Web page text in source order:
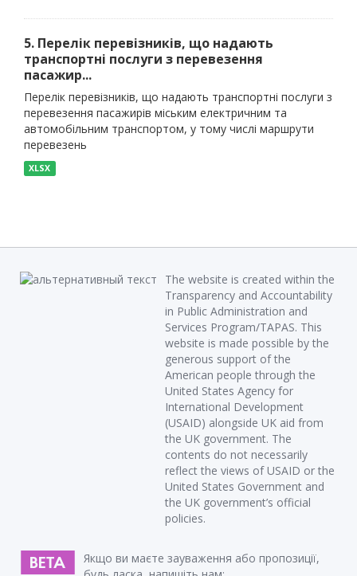
5. Перелік перевізників, що надають
транспортні послуги з перевезення
пасажир...
Перелік перевізників, що надають транспортні послуги з
перевезення пасажирів міським електричним та
автомобільним транспортом, у тому числі маршрути
перевезень
XLSX
The website is created within the
Transparency and Accountability
in Public Administration and
Services Program/TAPAS. This
website is made possible by the
generous support of the
American people through the
United States Agency for
International Development
(USAID) alongside UK aid from
the UK government. The
contents do not necessarily
reflect the views of USAID or the
United States Government and
the UK government’s official
policies.
Якщо ви маєте зауваження або пропозиції,